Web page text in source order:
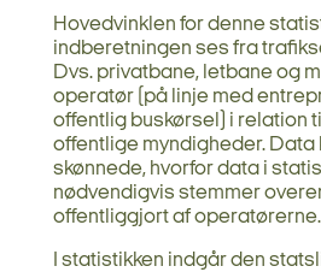
Hovedvinklen for denne
indberetningen ses fra
Dvs. privatbane, letbane og
operatør (på linje med
offentlig buskørsel) i relation
offentlige myndigheder.
skønnede, hvorfor data i
nødvendigvis stemmer
offentliggjort af operatørerne.
I statistikken indgår den